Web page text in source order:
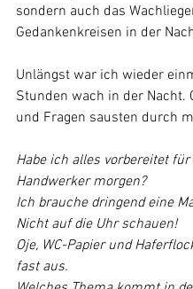
sondern auch das
Gedankenkreisen in der
Unlängst war ich wieder
Stunden wach in der Nacht.
und Fragen sausten durch
Habe ich alles vorbereitet für
Handwerker morgen?
Ich brauche dringend eine
Nicht auf die Uhr schauen!
Oje, WC-Papier und
fast aus.